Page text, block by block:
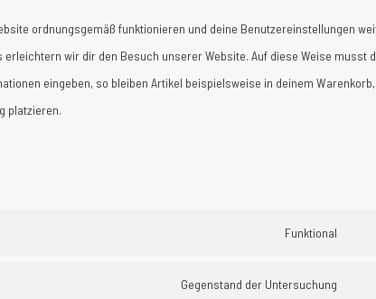
ordnungsgemäß funktionieren und deine Benutzereinstellungen
wir dir den Besuch unserer Website. Auf diese Weise musst
eingeben, so bleiben Artikel beispielsweise in deinem
platzieren.
Funktional
Gegenstand der Untersuchung